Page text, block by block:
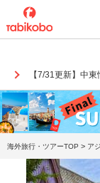
【7/31更新】中
海外旅行・ツアーTOP > ア